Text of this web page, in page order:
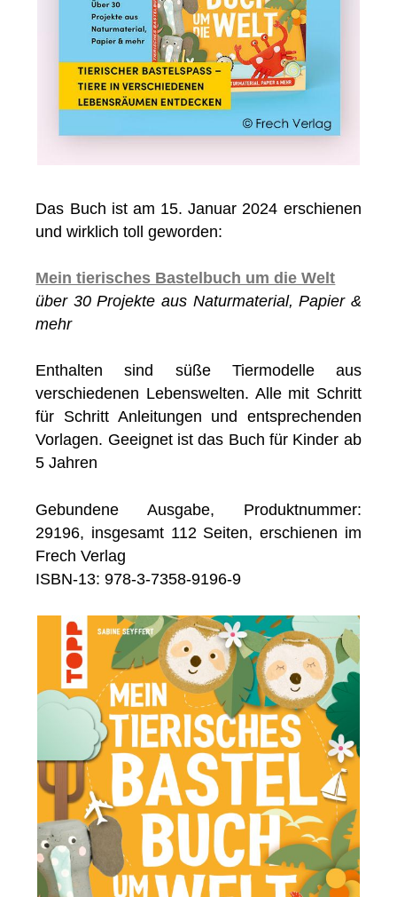
Das Buch ist am 15. Januar 2024 erschienen
und wirklich toll geworden:
Mein tierisches Bastelbuch um die Welt
über 30 Projekte aus Naturmaterial, Papier &
mehr
Enthalten sind süße Tiermodelle aus
verschiedenen Lebenswelten. Alle mit Schritt
für Schritt Anleitungen und entsprechenden
Vorlagen. Geeignet ist das Buch für Kinder ab
5 Jahren
Gebundene Ausgabe, Produktnummer:
29196, insgesamt 112 Seiten, erschienen im
Frech Verlag
ISBN-13: 978-3-7358-9196-9